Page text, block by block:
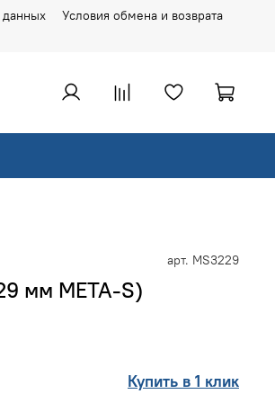
данных Условия обмена и возврата
арт. MS3229
мм META-S)
Купить в 1 клик